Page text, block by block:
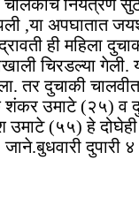
चालकाचे नियंत्रण
,या अपघातात
ही महिला
चिरडल्या गेली.
तर दुचाकी
शंकर उमाटे (२५) व
उमाटे (५५) हे
दुपारी